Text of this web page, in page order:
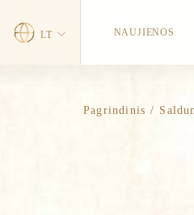
LT NAUJIENOS
Pagrindinis /